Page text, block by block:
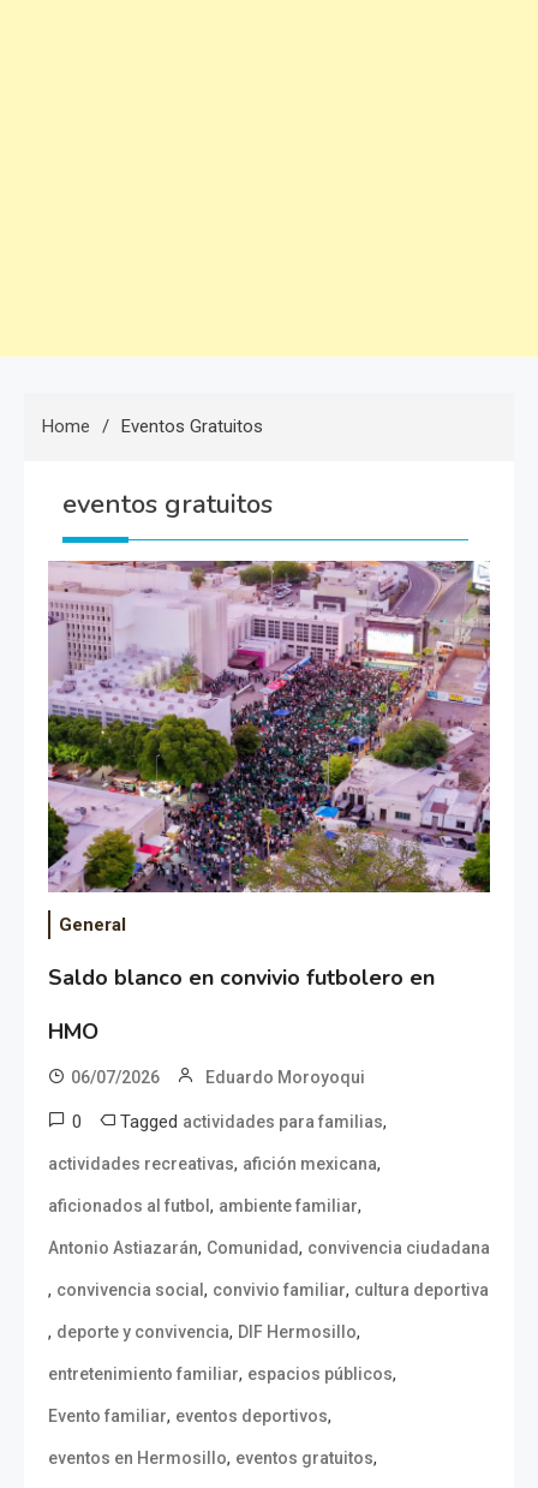
Home Eventos Gratuitos
eventos gratuitos
General
Saldo blanco en convivio futbolero en
HMO
06/07/2026 Eduardo Moroyoqui
0 Tagged actividades para familias,
actividades recreativas, afición mexicana,
aficionados al futbol , ambiente familiar,
Antonio Astiazarán, Comunidad, convivencia ciudadana
, convivencia social , convivio familiar, cultura deportiva
, deporte y convivencia, DIF Hermosillo,
entretenimiento familiar, espacios públicos,
Evento familiar, eventos deportivos,
eventos en Hermosillo, eventos gratuitos,